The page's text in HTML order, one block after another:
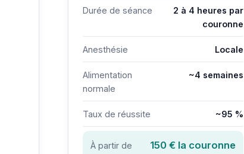
Durée de séance
2 à 4 heures par
couronne
Anesthésie Locale
Alimentation
normale
~4 semaines
Taux de réussite ~95 %
À partir de 150 € la couronne